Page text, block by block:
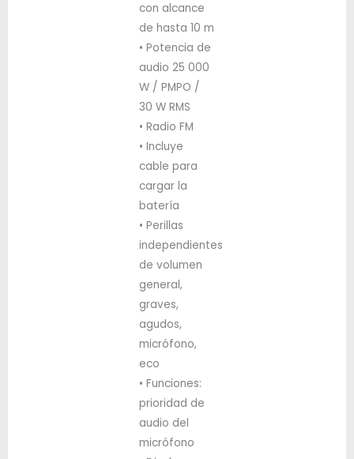
con alcance
de hasta 10 m
• Potencia de
audio 25 000
W / PMPO /
30 W RMS
• Radio FM
• Incluye
cable para
cargar la
batería
• Perillas
independientes
de volumen
general,
graves,
agudos,
micrófono,
eco
• Funciones:
prioridad de
audio del
micrófono